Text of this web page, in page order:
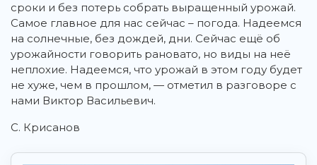
сроки и без потерь собрать выращенный урожай.
Самое главное для нас сейчас – погода. Надеемся
на солнечные, без дождей, дни. Сейчас ещё об
урожайности говорить рановато, но виды на неё
неплохие. Надеемся, что урожай в этом году будет
не хуже, чем в прошлом, — отметил в разговоре с
нами Виктор Васильевич.
С. Крисанов